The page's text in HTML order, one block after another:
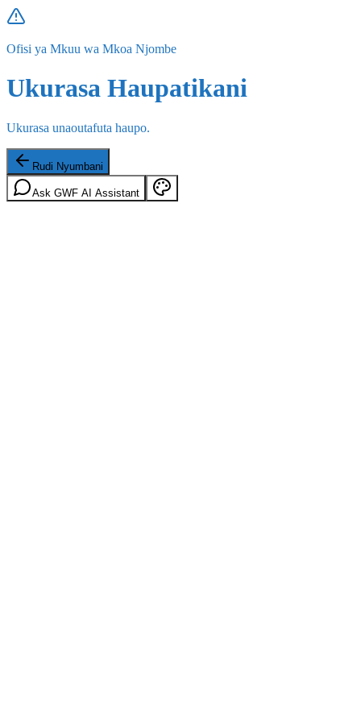
Ofisi ya Mkuu wa Mkoa Njombe
Ukurasa Haupatikani
Ukurasa unaoutafuta haupo.
Rudi Nyumbani
Ask GWF AI Assistant